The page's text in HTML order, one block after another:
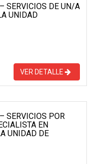
SERVICIOS DE UN/A
UNIDAD
VER DETALLE
SERVICIOS POR
EN
UNIDAD DE